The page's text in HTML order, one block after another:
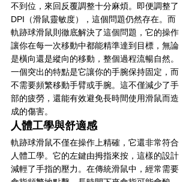
不到位，來回反覆調整十分麻煩。即便調整了
DPI（滑鼠靈敏度），這個問題仍然存在。而
軌跡球滑鼠則徹底解決了這個問題，它的操作
讓你在每一次移動中都能精準達到目標，無論
是橫向還是縱向的移動，整個過程流暢自然。
一個突出的特點是它讓你的手腕保持固定，而
不需要頻繁移動手臂或手腕。這不僅減少了手
部的疲勞，還能有效避免長時間使用滑鼠而造
成的傷害。
人體工學與舒適感
軌跡球滑鼠不僅在操作上精確，它還非常符合
人體工學。它的左鍵由拇指來按，這樣的設計
減輕了手指的壓力。在傳統滑鼠中，經常需要